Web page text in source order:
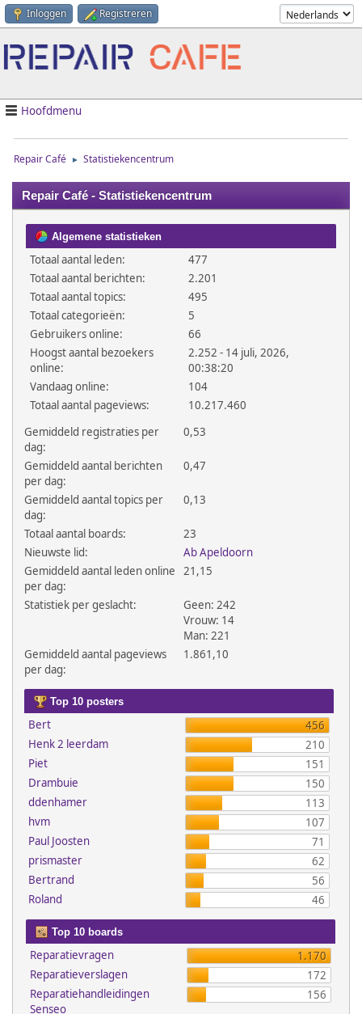
Inloggen Registreren
Hoofdmenu
Repair Café ► Statistiekencentrum
Repair Café - Statistiekencentrum
Algemene statistieken
Totaal aantal leden:
477
Totaal aantal berichten:
2.201
Totaal aantal topics:
495
Totaal categorieën:
5
Gebruikers online:
66
Hoogst aantal bezoekers
online:
2.252 - 14 juli, 2026,
00:38:20
Vandaag online:
104
Totaal aantal pageviews:
10.217.460
Gemiddeld registraties per
dag:
0,53
Gemiddeld aantal berichten
per dag:
0,47
Gemiddeld aantal topics per
dag:
0,13
Totaal aantal boards:
23
Nieuwste lid:
Ab Apeldoorn
Gemiddeld aantal leden online
per dag:
21,15
Statistiek per geslacht:
Geen: 242
Vrouw: 14
Man: 221
Gemiddeld aantal pageviews
per dag:
1.861,10
Top 10 posters
Bert
456
Henk 2 leerdam
210
Piet
151
Drambuie
150
ddenhamer
113
hvm
107
Paul Joosten
71
prismaster
62
Bertrand
56
Roland
46
Top 10 boards
Reparatievragen
1.170
Reparatieverslagen
172
Reparatiehandleidingen
Senseo
156